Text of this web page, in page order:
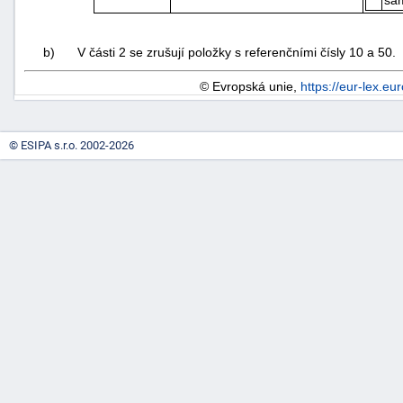
b) V části 2 se zrušují položky s referenčními čísly 10 a 50.
© Evropská unie, https://eur-
© ESIPA s.r.o. 2002-2026